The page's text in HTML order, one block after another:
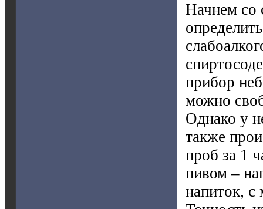
Начнем со
прибор
можно
Однако у
также
проб за 1
пивом –
напиток, с